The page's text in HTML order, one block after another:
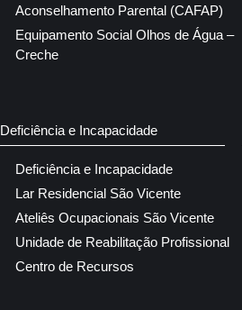
Aconselhamento Parental (CAFAP)
Equipamento Social Olhos de Água –
Creche
Deficiência e Incapacidade
Deficiência e Incapacidade
Lar Residencial São Vicente
Ateliês Ocupacionais São Vicente
Unidade de Reabilitação Profissional
Centro de Recursos